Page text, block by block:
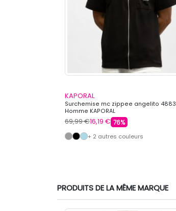
KAPORAL
Surchemise mc zippee angelito 4883
Homme KAPORAL
69,99 €16,19 € 76%
+ 2 autres couleurs
PRODUITS DE LA MÊME MARQUE